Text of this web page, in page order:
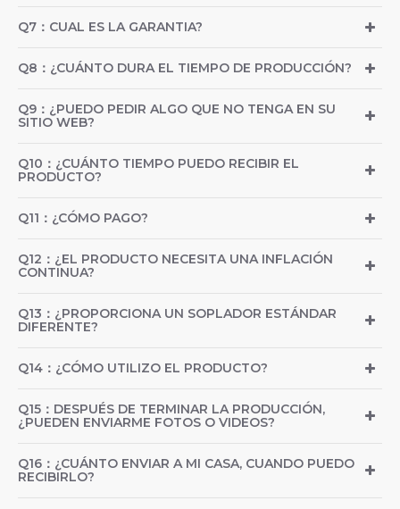
Q7：CUAL ES LA GARANTIA?
Q8：¿CUÁNTO DURA EL TIEMPO DE PRODUCCIÓN?
Q9：¿PUEDO PEDIR ALGO QUE NO TENGA EN SU
SITIO WEB?
Q10：¿CUÁNTO TIEMPO PUEDO RECIBIR EL
PRODUCTO?
Q11：¿CÓMO PAGO?
Q12：¿EL PRODUCTO NECESITA UNA INFLACIÓN
CONTINUA?
Q13：¿PROPORCIONA UN SOPLADOR ESTÁNDAR
DIFERENTE?
Q14：¿CÓMO UTILIZO EL PRODUCTO?
Q15：DESPUÉS DE TERMINAR LA PRODUCCIÓN,
¿PUEDEN ENVIARME FOTOS O VIDEOS?
Q16：¿CUÁNTO ENVIAR A MI CASA, CUANDO PUEDO
RECIBIRLO?